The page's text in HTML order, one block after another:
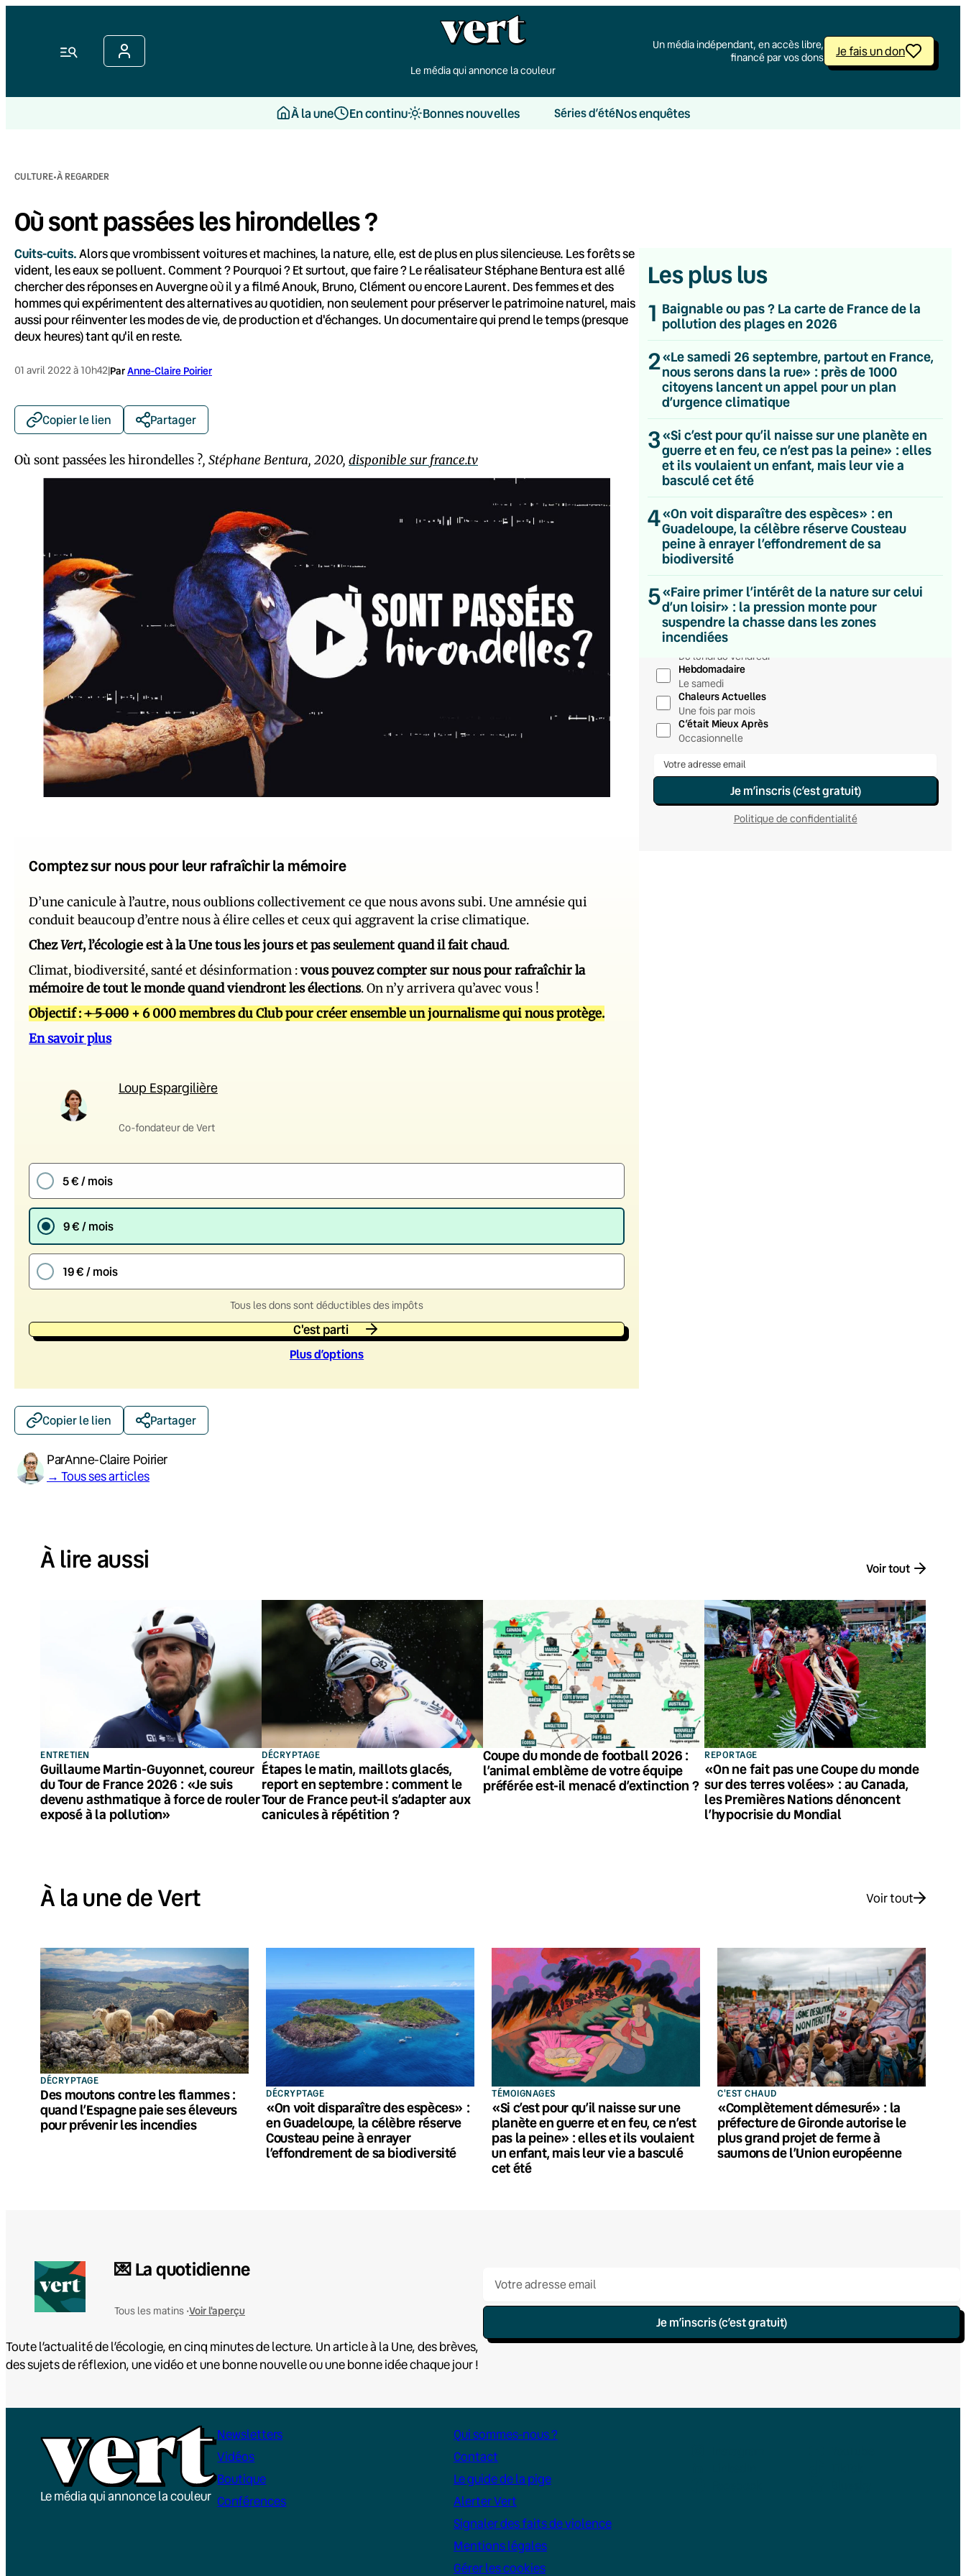
Menu
Le média qui annonce la couleur
Un média indépendant, en accès libre,
financé par vos dons
Je fais un don
À la une En continu Bonnes nouvelles Séries d’étéNos enquêtes
CULTURE·À REGARDER
Où sont passées les hirondelles ?
Cuits-cuits.Alors que vrombissent voitures et machines, la nature, elle, est de plus en plus silencieuse. Les forêts se
vident, les eaux se polluent. Comment ? Pourquoi ? Et surtout, que faire ? Le réalisateur Stéphane Bentura est allé
chercher des réponses en Auvergne où il y a filmé Anouk, Bruno, Clément ou encore Laurent. Des femmes et des
hommes qui expérimentent des alternatives au quotidien, non seulement pour préserver le patrimoine naturel, mais
aussi pour réinventer les modes de vie, de production et d'échanges. Un documentaire qui prend le temps (presque
deux heures) tant qu'il en reste.
01 avril 2022 à 10h42|ParAnne-Claire Poirier
Copier le lien Partager
Où sont passées les hirondelles ?, Stéphane Bentura, 2020, disponible sur france.tv
Comptez sur nous pour leur rafraîchir la mémoire
D’une canicule à l’autre, nous oublions collectivement ce que nous avons subi. Une amnésie qui
conduit beaucoup d’entre nous à élire celles et ceux qui aggravent la crise climatique.
ChezVert, l’écologie est à la Une tous les jours et pas seulement quand il fait chaud.
Climat, biodiversité, santé et désinformation :vous pouvez compter sur nous pour rafraîchir la
mémoire de tout le monde quand viendront les élections. On n’y arrivera qu’avec vous !
Objectif :+ 5 000 + 6 000 membres du Club pour créer ensemble un journalisme qui nous protège.
En savoir plus
Loup Espargilière
Co-fondateur de Vert
5 € / mois
9 € / mois
19 € / mois
Tous les dons sont déductibles des impôts
C'est parti
Plus d’options
Copier le lien Partager
ParAnne-Claire Poirier
→ Tous ses articles
Les plus lus
1 Baignable ou pas ? La carte de France de la
pollution des plages en 2026
2«Le samedi 26 septembre, partout en France,
nous serons dans la rue» : près de 1000
citoyens lancent un appel pour un plan
d’urgence climatique
3«Si c’est pour qu’il naisse sur une planète en
guerre et en feu, ce n’est pas la peine» : elles
et ils voulaient un enfant, mais leur vie a
basculé cet été
4«On voit disparaître des espèces» : en
Guadeloupe, la célèbre réserve Cousteau
peine à enrayer l’effondrement de sa
biodiversité
5«Faire primer l’intérêt de la nature sur celui
d’un loisir» : la pression monte pour
suspendre la chasse dans les zones
incendiées
💌 Inscrivez-vous à nos newsletters
Quotidienne
Du lundi au vendredi
Hebdomadaire
Le samedi
Chaleurs Actuelles
Une fois par mois
C’était Mieux Après
Occasionnelle
Je m’inscris (c’est gratuit)
Politique de confidentialité
À lire aussi Voir tout
ENTRETIEN
Guillaume Martin-Guyonnet, coureur
du Tour de France 2026 : «Je suis
devenu asthmatique à force de rouler
exposé à la pollution»
DÉCRYPTAGE
Étapes le matin, maillots glacés,
report en septembre : comment le
Tour de France peut-il s’adapter aux
canicules à répétition ?
Coupe du monde de football 2026 :
l’animal emblème de votre équipe
préférée est-il menacé d’extinction ?
REPORTAGE
«On ne fait pas une Coupe du monde
sur des terres volées» : au Canada,
les Premières Nations dénoncent
l’hypocrisie du Mondial
À la une de Vert Voir tout
DÉCRYPTAGE
Des moutons contre les flammes :
quand l’Espagne paie ses éleveurs
pour prévenir les incendies
DÉCRYPTAGE
«On voit disparaître des espèces» :
en Guadeloupe, la célèbre réserve
Cousteau peine à enrayer
l’effondrement de sa biodiversité
TÉMOIGNAGES
«Si c’est pour qu’il naisse sur une
planète en guerre et en feu, ce n’est
pas la peine» : elles et ils voulaient
un enfant, mais leur vie a basculé
cet été
C'EST CHAUD
«Complètement démesuré» : la
préfecture de Gironde autorise le
plus grand projet de ferme à
saumons de l’Union européenne
💌 La quotidienne
Tous les matins •Voir l'aperçu
Toute l’actualité de l’écologie, en cinq minutes de lecture. Un article à la Une, des brèves,
des sujets de réflexion, une vidéo et une bonne nouvelle ou une bonne idée chaque jour !
Je m’inscris (c’est gratuit)
Le média qui annonce la couleur
Newsletters
Vidéos
Boutique
Conférences
Qui sommes-nous ?
Contact
Le guide de la pige
Alerter Vert
Signaler des faits de violence
Mentions légales
Gérer les cookies